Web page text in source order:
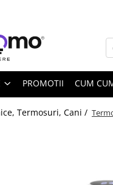
PROMOTII CUM
Termosuri, Cani /